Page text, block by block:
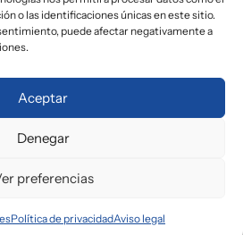
o las identificaciones únicas en este sitio.
puede afectar negativamente a
Aceptar
Denegar
preferencias
Política de privacidadAviso legal